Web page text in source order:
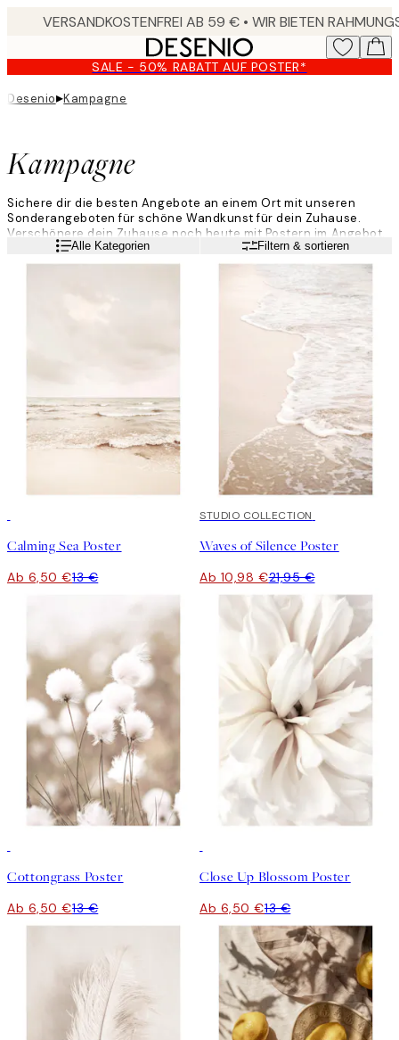
content.
SALE - 50% RABATT AUF POSTER*
Desenio▸Kampagne
Kampagne
Sichere dir die besten Angebote an einem Ort mit unseren
Sonderangeboten für schöne Wandkunst für dein Zuhause.
Verschönere dein Zuhause noch heute mit Postern im Angebot.
WeiterlesenAlle Kategorien Filtern & sortieren
Calming Sea Poster
Ab 6,50 €13 €
50%*
STUDIO COLLECTION
Waves of Silence Poster
Ab 10,98 €21,95 €
Cottongrass Poster
Ab 6,50 €13 €
Close Up Blossom Poster
Ab 6,50 €13 €